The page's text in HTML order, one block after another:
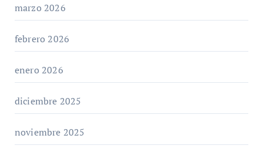
marzo 2026
febrero 2026
enero 2026
diciembre 2025
noviembre 2025